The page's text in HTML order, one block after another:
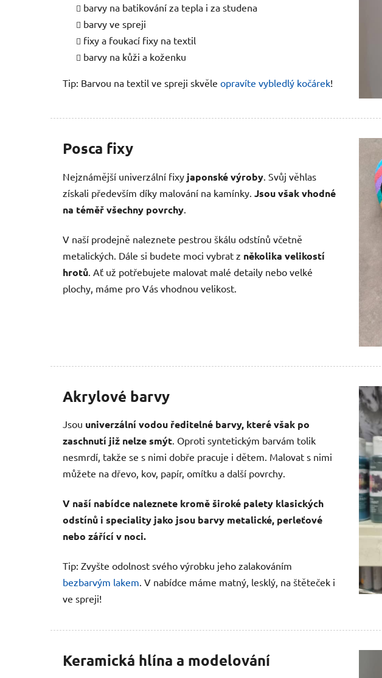
barvy na batikování za tepla i za studena
barvy ve spreji
fixy a foukací fixy na textil
barvy na kůži a koženku
Tip: Barvou na textil ve spreji skvěle opravíte vybledlý kočárek!
Posca fixy
Nejznámější univerzální fixy japonské výroby . Svůj věhlas
získali především díky malování na kamínky. Jsou však vhodné
na téměř všechny povrchy
V naší prodejně naleznete pestrou škálu odstínů včetně
metalických. Dále si budete moci vybrat z několika velikostí
hrotů . Ať už potřebujete malovat malé detaily nebo velké
plochy, máme pro Vás vhodnou velikost.
Akrylové barvy
Jsou univerzální vodou ředitelné barvy, které však po
zaschnutí již nelze smýt. Oproti syntetickým barvám tolik
nesmrdí, takže se s nimi dobře pracuje i dětem. Malovat s nimi
můžete na dřevo, kov, papír, omítku a další povrchy.
V naší nabídce naleznete kromě široké palety klasických
odstínů i speciality jako jsou barvy metalické, perleťové
nebo zářící v noci.
Tip: Zvyšte odolnost svého výrobku jeho zalakováním
bezbarvým lakem. V nabídce máme matný, lesklý, na štěteček i
ve spreji!
Keramická hlína a modelování